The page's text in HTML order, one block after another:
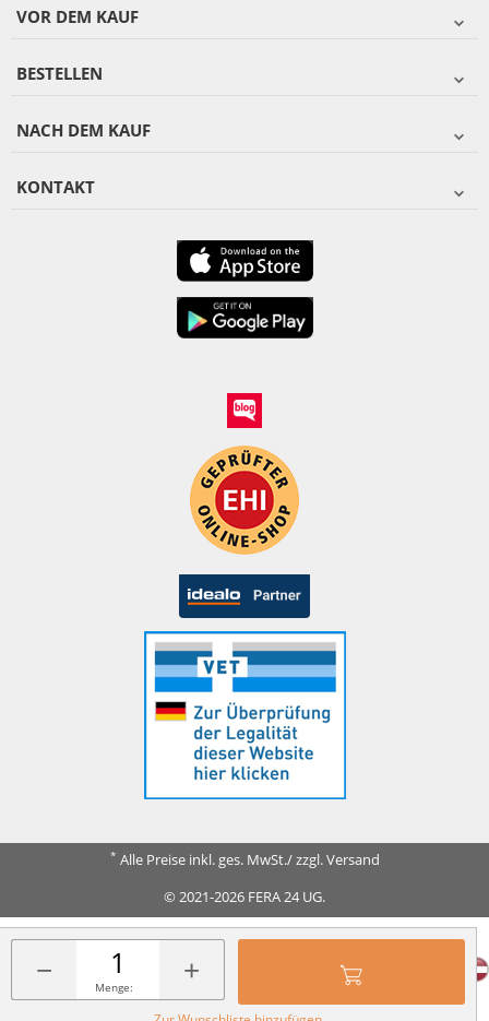
− +
Menge:
VOR DEM KAUF
BESTELLEN
NACH DEM KAUF
KONTAKT
* Alle Preise inkl. ges. MwSt./ zzgl. Versand
© 2021-2026 FERA 24 UG.
FERA INTERNATIONAL: